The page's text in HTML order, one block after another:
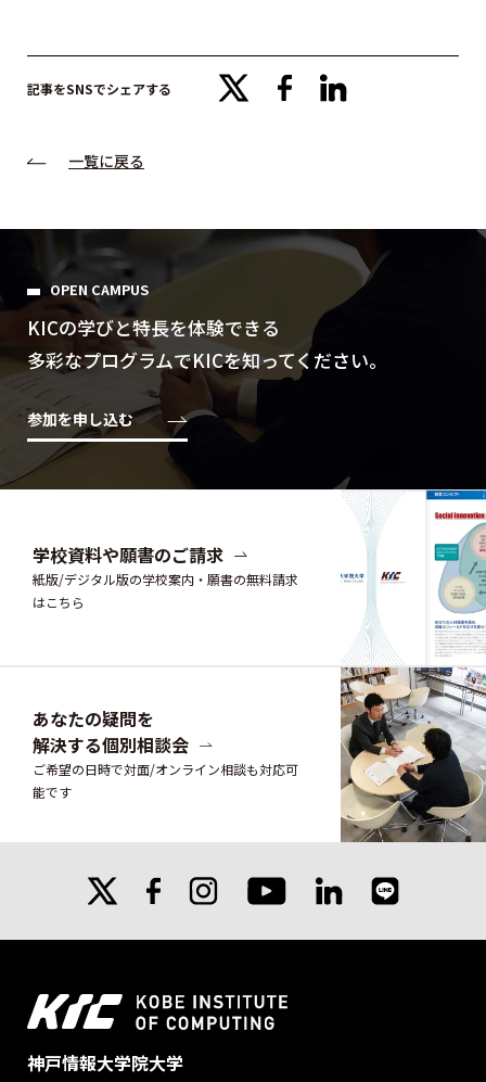
記事をSNSでシェアする facebooklinkedin
一覧に戻る
OPEN CAMPUS
KICの学びと特⻑を体験できる
多彩なプログラムでKICを知ってください。
参加を申し込む
学校資料や願書のご請求
紙版/デジタル版の学校案内・願書の無料請求
はこちら
あなたの疑問を
解決する個別相談会
ご希望の日時で対面/オンライン相談も対応可
能です
facebookinstagram
youtube
linkedin
神戸情報大学院大学